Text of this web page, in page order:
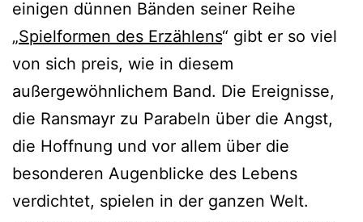
einigen dünnen Bänden seiner Reihe
„Spielformen des Erzählens“ gibt er so viel
von sich preis, wie in diesem
außergewöhnlichem Band. Die Ereignisse,
die Ransmayr zu Parabeln über die Angst,
die Hoffnung und vor allem über die
besonderen Augenblicke des Lebens
verdichtet, spielen in der ganzen Welt.